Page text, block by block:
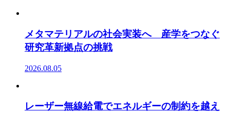
メタマテリアルの社会実装へ 産学をつなぐ
研究革新拠点の挑戦
2026.08.05
レーザー無線給電でエネルギーの制約を越え